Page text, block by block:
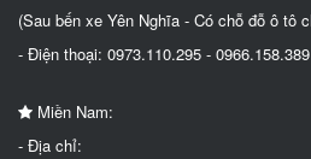
(Sau bến xe Yên Nghĩa - Có chỗ đỗ ô tô
- Điện thoại: 0973.110.295 - 0966.158.389
Miền Nam:
- Địa chỉ: